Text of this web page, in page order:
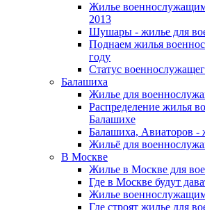
Жилье
2013
Шушары - жилье для
Поднаем жилья
году
Статус
Балашиха
Жилье для
Распределение жилья
Балашихе
Балашиха, Авиаторов -
Жильё для
В Москве
Жилье в Москве для
Где в Москве будут
Жилье
Где строят жилье для